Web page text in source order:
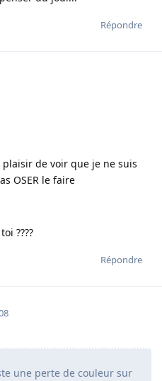
Répondre
de voir que je ne suis
OSER le faire
????
Répondre
une perte de couleur sur